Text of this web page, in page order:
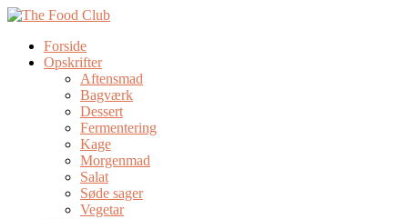
Forside
Opskrifter
Aftensmad
Bagværk
Dessert
Fermentering
Kage
Morgenmad
Salat
Søde sager
Vegetar